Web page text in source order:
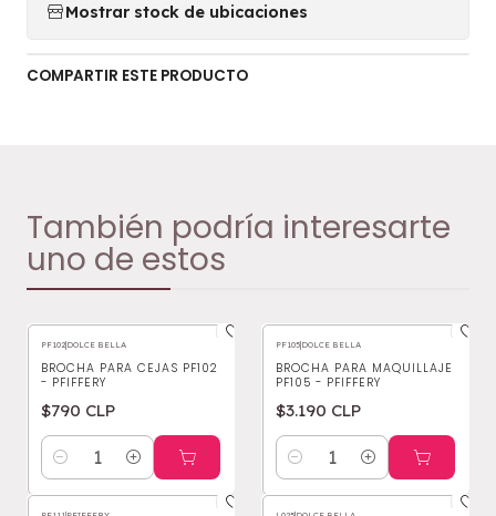
Mostrar stock de ubicaciones
COMPARTIR ESTE PRODUCTO
También podría interesarte
uno de estos
PF102|DOLCE BELLA
BROCHA PARA CEJAS PF102
- PFIFFERY
$790 CLP
Cantidad
PF105|DOLCE BELLA
BROCHA PARA MAQUILLAJE
PF105 - PFIFFERY
$3.190 CLP
Cantidad